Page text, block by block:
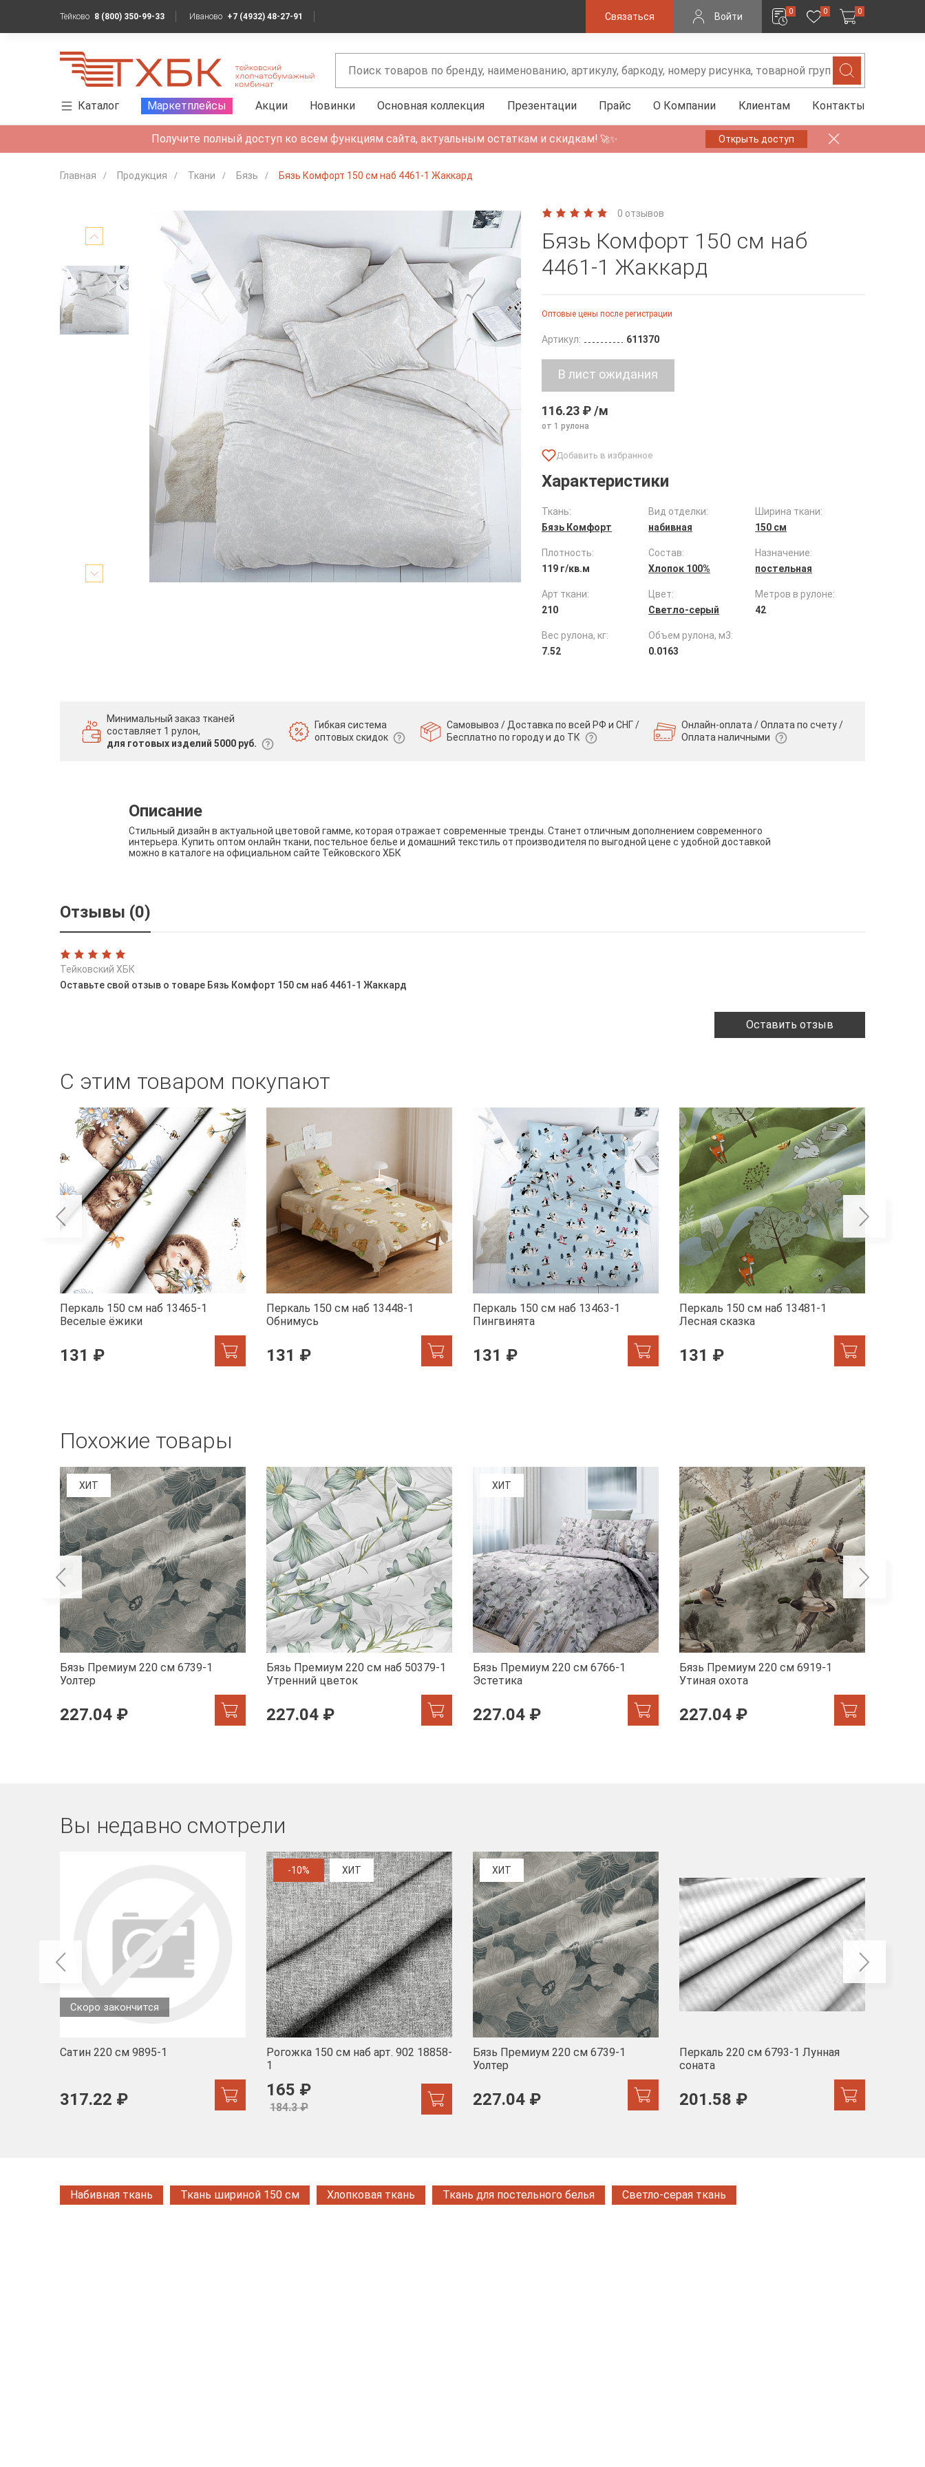
Тейково 8 (800) 350-99-33 Иваново +7 (4932) 48-27-91 Связаться Войти 0 0 0
Каталог Маркетплейсы Акции Новинки Основная коллекция Презентации Прайс О Компании Клиентам Контакты
Получите полный доступ ко всем функциям сайта, актуальным остаткам и скидкам! 🚀✨ Открыть доступ
Главная Продукция Ткани Бязь Бязь Комфорт 150 см наб 4461-1 Жаккард
0 отзывов
Бязь Комфорт 150 см наб
4461-1 Жаккард
Оптовые цены после регистрации
Артикул: 611370
116.23 ₽ /м
от 1 рулона
Характеристики
Ткань:
Бязь Комфорт
Вид отделки:
набивная
Ширина ткани:
150 см
Плотность:
119 г/кв.м
Состав:
Хлопок 100%
Назначение:
постельная
Арт ткани:
210
Цвет:
Светло-серый
Метров в рулоне:
42
Вес рулона, кг:
7.52
Объем рулона, м3:
0.0163
Минимальный заказ тканей
составляет 1 рулон,
для готовых изделий 5000 руб.
Гибкая система
оптовых скидок
Самовывоз / Доставка по всей РФ и СНГ /
Бесплатно по городу и до ТК
Онлайн-оплата / Оплата по счету /
Оплата наличными
Описание
Стильный дизайн в актуальной цветовой гамме, которая отражает современные тренды. Станет отличным дополнением современного
интерьера. Купить оптом онлайн ткани, постельное белье и домашний текстиль от производителя по выгодной цене с удобной доставкой
можно в каталоге на официальном сайте Тейковского ХБК
Отзывы (0)
Тейковский ХБК
Оставьте свой отзыв о товаре Бязь Комфорт 150 см наб 4461-1 Жаккард
Оставить отзыв
С этим товаром покупают
Перкаль 150 см наб 13465-1
Веселые ёжики
131 ₽
Перкаль 150 см наб 13448-1
Обнимусь
131 ₽
Перкаль 150 см наб 13463-1
Пингвинята
131 ₽
Перкаль 150 см наб 13481-1
Лесная сказка
131 ₽
Похожие товары
ХИТ
Бязь Премиум 220 см 6739-1
Уолтер
227.04 ₽
Бязь Премиум 220 см наб 50379-1
Утренний цветок
227.04 ₽
ХИТ
Бязь Премиум 220 см 6766-1
Эстетика
227.04 ₽
Бязь Премиум 220 см 6919-1
Утиная охота
227.04 ₽
Вы недавно смотрели
Скоро закончится
Сатин 220 см 9895-1
317.22 ₽
-10% ХИТ
Рогожка 150 см наб арт. 902 18858-
1
165 ₽
184.3 ₽
ХИТ
Бязь Премиум 220 см 6739-1
Уолтер
227.04 ₽
Перкаль 220 см 6793-1 Лунная
соната
201.58 ₽
Набивная ткань Ткань шириной 150 см Хлопковая ткань Ткань для постельного белья Светло-серая ткань